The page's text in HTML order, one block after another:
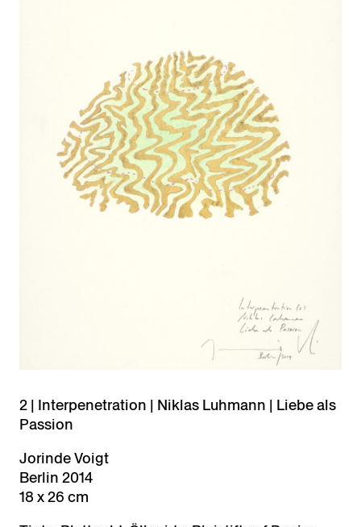
2 | Interpenetration | Niklas Luhmann | Liebe als
Passion
Jorinde Voigt
Berlin 2014
18 x 26 cm